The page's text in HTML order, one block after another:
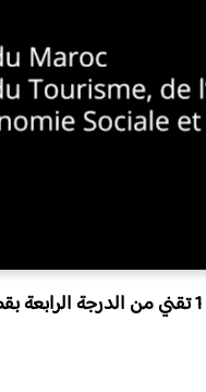
تقني من الدرجة الرابعة